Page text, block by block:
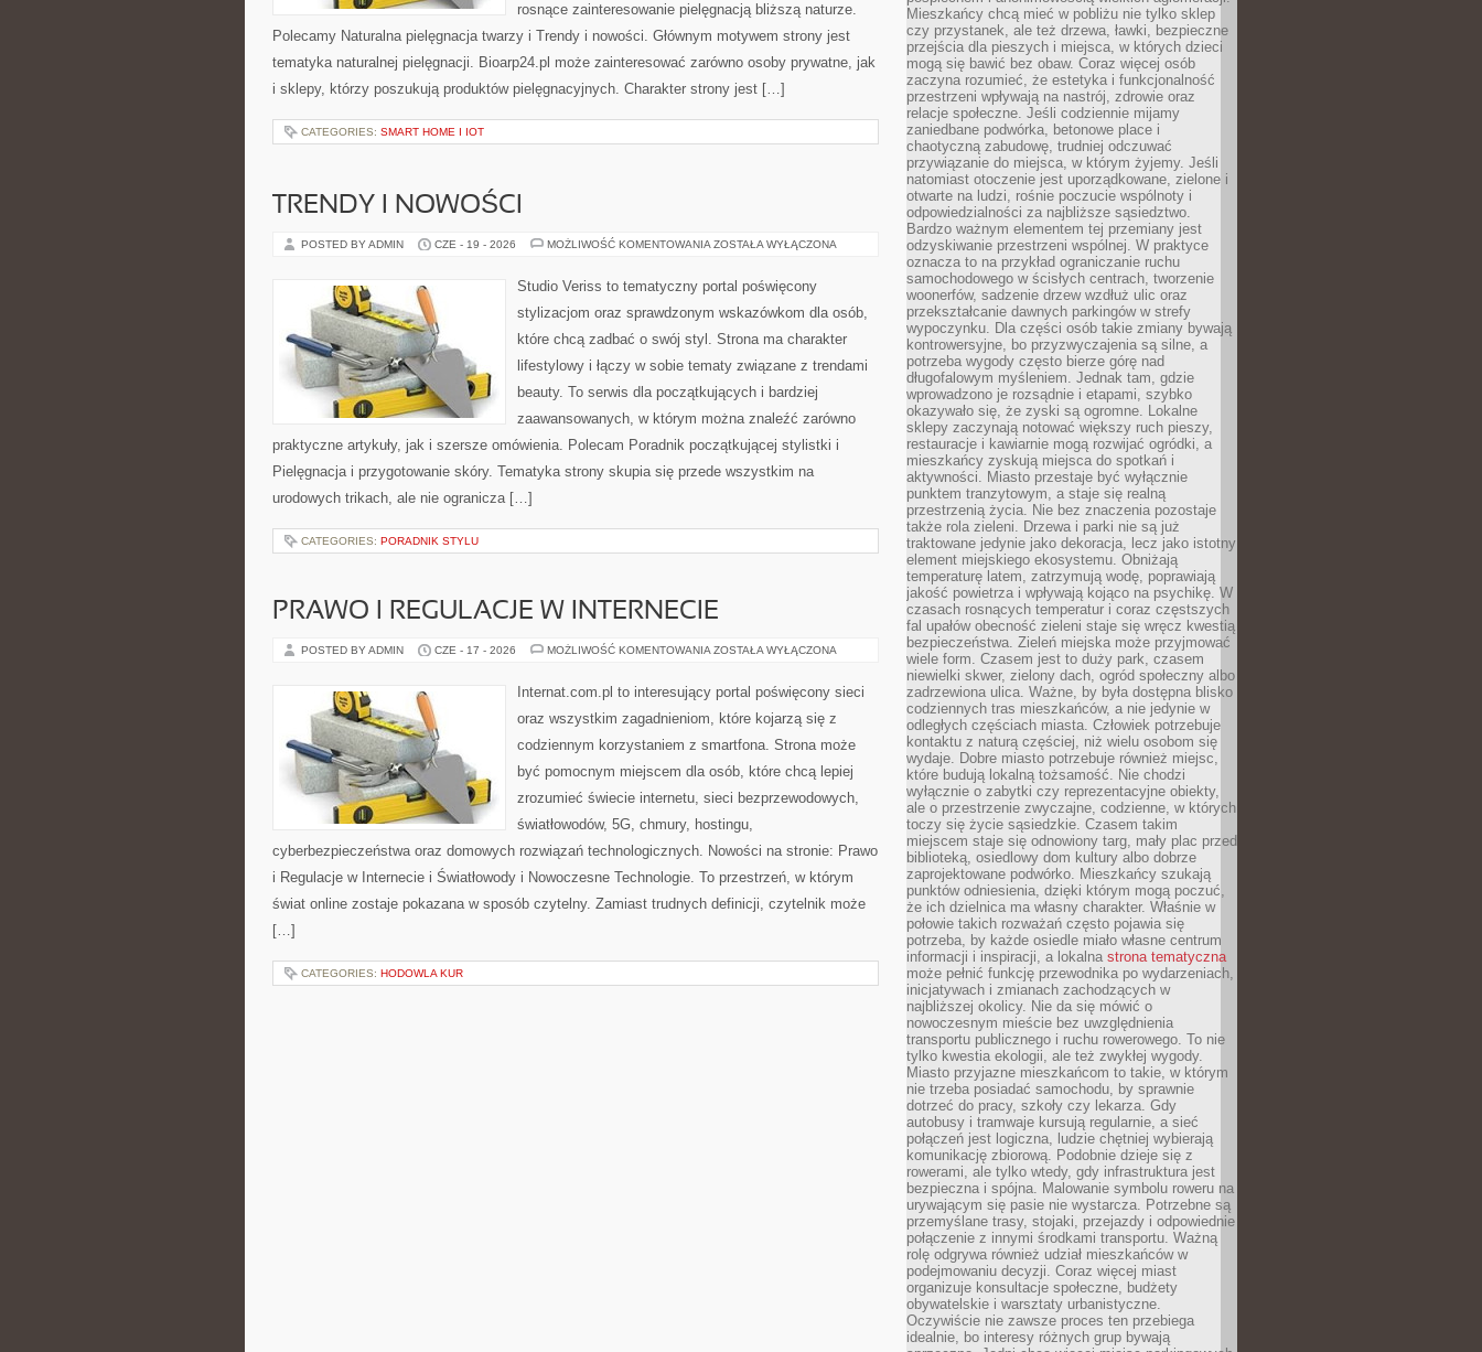
rosnące zainteresowanie pielęgnacją bliższą naturze.
Polecamy Naturalna pielęgnacja twarzy i Trendy i nowości. Głównym motywem strony jest
tematyka naturalnej pielęgnacji. Bioarp24.pl może zainteresować zarówno osoby prywatne, jak
i sklepy, którzy poszukują produktów pielęgnacyjnych. Charakter strony jest […]
CATEGORIES: SMART HOME I IOT
TRENDY I NOWOŚCI
POSTED BY ADMIN CZE - 19 - 2026 MOŻLIWOŚĆ KOMENTOWANIA TRENDY
ZOSTAŁA WYŁĄCZONA
Studio Veriss to tematyczny portal poświęcony
stylizacjom oraz sprawdzonym wskazówkom dla osób,
które chcą zadbać o swój styl. Strona ma charakter
lifestylowy i łączy w sobie tematy związane z trendami
beauty. To serwis dla początkujących i bardziej
zaawansowanych, w którym można znaleźć zarówno
praktyczne artykuły, jak i szersze omówienia. Polecam Poradnik początkującej stylistki i
Pielęgnacja i przygotowanie skóry. Tematyka strony skupia się przede wszystkim na
urodowych trikach, ale nie ogranicza […]
CATEGORIES: PORADNIK STYLU
PRAWO I REGULACJE W INTERNECIE
POSTED BY ADMIN CZE - 17 - 2026 MOŻLIWOŚĆ KOMENTOWANIA PRAWO
INTERNECIE
ZOSTAŁA WYŁĄCZONA
Internat.com.pl to interesujący portal poświęcony sieci
oraz wszystkim zagadnieniom, które kojarzą się z
codziennym korzystaniem z smartfona. Strona może
być pomocnym miejscem dla osób, które chcą lepiej
zrozumieć świecie internetu, sieci bezprzewodowych,
światłowodów, 5G, chmury, hostingu,
cyberbezpieczeństwa oraz domowych rozwiązań technologicznych. Nowości na stronie: Prawo
i Regulacje w Internecie i Światłowody i Nowoczesne Technologie. To przestrzeń, w którym
świat online zostaje pokazana w sposób czytelny. Zamiast trudnych definicji, czytelnik może
[…]
CATEGORIES: HODOWLA KUR
Mieszkańcy chcą mieć w pobliżu nie tylko sklep
czy przystanek, ale też drzewa, ławki, bezpieczne
przejścia dla pieszych i miejsca, w których dzieci
mogą się bawić bez obaw. Coraz więcej osób
zaczyna rozumieć, że estetyka i funkcjonalność
przestrzeni wpływają na nastrój, zdrowie oraz
relacje społeczne. Jeśli codziennie mijamy
zaniedbane podwórka, betonowe place i
chaotyczną zabudowę, trudniej odczuwać
przywiązanie do miejsca, w którym żyjemy. Jeśli
natomiast otoczenie jest uporządkowane, zielone i
otwarte na ludzi, rośnie poczucie wspólnoty i
odpowiedzialności za najbliższe sąsiedztwo.
Bardzo ważnym elementem tej przemiany jest
odzyskiwanie przestrzeni wspólnej. W praktyce
oznacza to na przykład ograniczanie ruchu
samochodowego w ścisłych centrach, tworzenie
woonerfów, sadzenie drzew wzdłuż ulic oraz
przekształcanie dawnych parkingów w strefy
wypoczynku. Dla części osób takie zmiany bywają
kontrowersyjne, bo przyzwyczajenia są silne, a
potrzeba wygody często bierze górę nad
długofalowym myśleniem. Jednak tam, gdzie
wprowadzono je rozsądnie i etapami, szybko
okazywało się, że zyski są ogromne. Lokalne
sklepy zaczynają notować większy ruch pieszy,
restauracje i kawiarnie mogą rozwijać ogródki, a
mieszkańcy zyskują miejsca do spotkań i
aktywności. Miasto przestaje być wyłącznie
punktem tranzytowym, a staje się realną
przestrzenią życia. Nie bez znaczenia pozostaje
także rola zieleni. Drzewa i parki nie są już
traktowane jedynie jako dekoracja, lecz jako istotny
element miejskiego ekosystemu. Obniżają
temperaturę latem, zatrzymują wodę, poprawiają
jakość powietrza i wpływają kojąco na psychikę. W
czasach rosnących temperatur i coraz częstszych
fal upałów obecność zieleni staje się wręcz kwestią
bezpieczeństwa. Zieleń miejska może przyjmować
wiele form. Czasem jest to duży park, czasem
niewielki skwer, zielony dach, ogród społeczny albo
zadrzewiona ulica. Ważne, by była dostępna blisko
codziennych tras mieszkańców, a nie jedynie w
odległych częściach miasta. Człowiek potrzebuje
kontaktu z naturą częściej, niż wielu osobom się
wydaje. Dobre miasto potrzebuje również miejsc,
które budują lokalną tożsamość. Nie chodzi
wyłącznie o zabytki czy reprezentacyjne obiekty,
ale o przestrzenie zwyczajne, codzienne, w których
toczy się życie sąsiedzkie. Czasem takim
miejscem staje się odnowiony targ, mały plac przed
biblioteką, osiedlowy dom kultury albo dobrze
zaprojektowane podwórko. Mieszkańcy szukają
punktów odniesienia, dzięki którym mogą poczuć,
że ich dzielnica ma własny charakter. Właśnie w
połowie takich rozważań często pojawia się
potrzeba, by każde osiedle miało własne centrum
informacji i inspiracji, a lokalna strona tematyczna
może pełnić funkcję przewodnika po wydarzeniach,
inicjatywach i zmianach zachodzących w
najbliższej okolicy. Nie da się mówić o
nowoczesnym mieście bez uwzględnienia
transportu publicznego i ruchu rowerowego. To nie
tylko kwestia ekologii, ale też zwykłej wygody.
Miasto przyjazne mieszkańcom to takie, w którym
nie trzeba posiadać samochodu, by sprawnie
dotrzeć do pracy, szkoły czy lekarza. Gdy
autobusy i tramwaje kursują regularnie, a sieć
połączeń jest logiczna, ludzie chętniej wybierają
komunikację zbiorową. Podobnie dzieje się z
rowerami, ale tylko wtedy, gdy infrastruktura jest
bezpieczna i spójna. Malowanie symbolu roweru na
urywającym się pasie nie wystarcza. Potrzebne są
przemyślane trasy, stojaki, przejazdy i odpowiednie
połączenie z innymi środkami transportu. Ważną
rolę odgrywa również udział mieszkańców w
podejmowaniu decyzji. Coraz więcej miast
organizuje konsultacje społeczne, budżety
obywatelskie i warsztaty urbanistyczne.
Oczywiście nie zawsze proces ten przebiega
idealnie, bo interesy różnych grup bywają